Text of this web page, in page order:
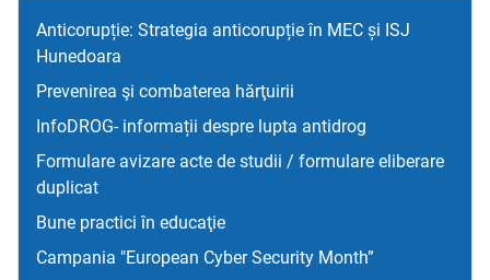
Anticorupție: Strategia anticorupție în MEC și ISJ
Hunedoara
Prevenirea şi combaterea hărţuirii
InfoDROG- informații despre lupta antidrog
Formulare avizare acte de studii / formulare eliberare
duplicat
Bune practici în educaţie
Campania "European Cyber Security Month”